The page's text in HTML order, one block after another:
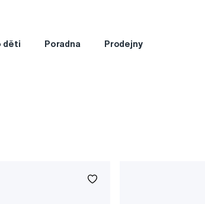
děti Poradna Prodejny